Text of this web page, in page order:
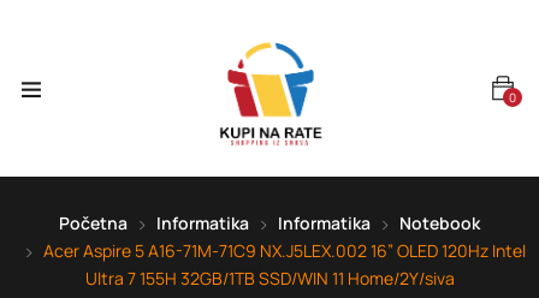
0
Početna Informatika Informatika
Notebook
Acer Aspire 5 A16-71M-71C9 NX.J5LEX.002 16” OLED 120Hz Intel
Ultra 7 155H 32GB/1TB SSD/WIN 11 Home/2Y/siva